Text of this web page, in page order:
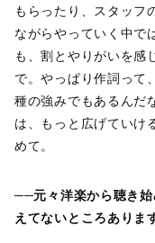
もらったり、スタッフ
ながらやっていく中で
も、割とやりがいを感
で。やっぱり作詞って
種の強みでもあるんだ
は、もっと広げていけ
めて。
──元々洋楽から聴き
えてないところありま